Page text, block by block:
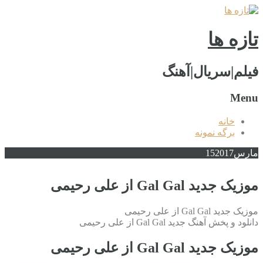
تازه ها
فیلم|سریال|آهنگ
Menu
خانه
برگه نمونه
مارس 152017
موزیک جدید Gal Gal از علی رحیمی
موزیک جدید Gal Gal از علی رحیمی
دانلود و پخش آهنگ جدید Gal Gal از علی رحیمی
موزیک جدید Gal Gal از علی رحیمی